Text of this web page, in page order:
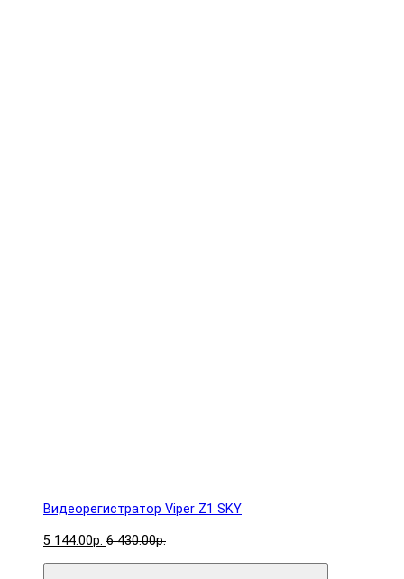
Видеорегистратор Viper Z1 SKY
5 144.00р. 6 430.00р.